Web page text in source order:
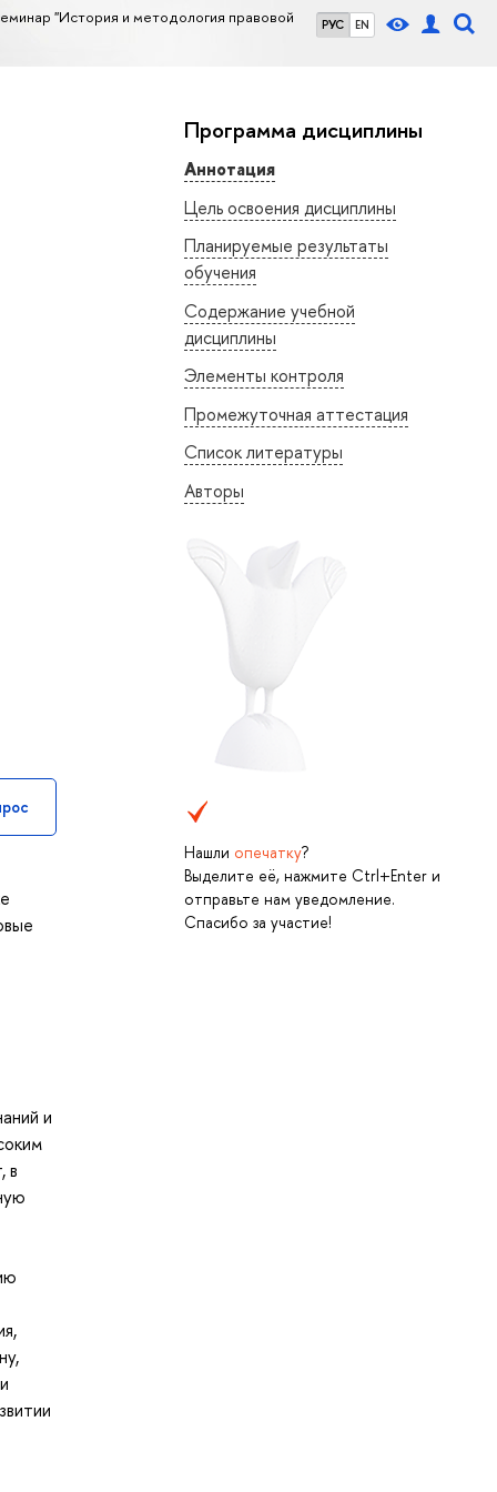
РУС EN
"История и методология правовой
Программа дисциплины
Аннотация
Цель освоения дисциплины
Планируемые результаты
обучения
Содержание учебной
дисциплины
Элементы контроля
Промежуточная аттестация
Список литературы
Авторы
Нашли опечатку?
Выделите её, нажмите Ctrl+Enter и
отправьте нам уведомление.
Спасибо за участие!
и
в